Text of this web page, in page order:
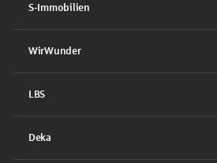
S-Immobilien
WirWunder
LBS
Deka